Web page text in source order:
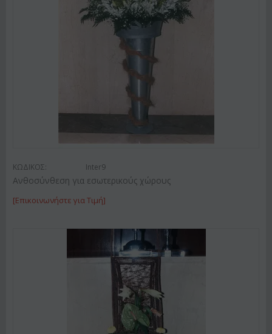
ΚΩΔΙΚΟΣ: Inter9
Ανθοσύνθεση για εσωτερικούς χώρους
[Επικοινωνήστε για Τιμή]